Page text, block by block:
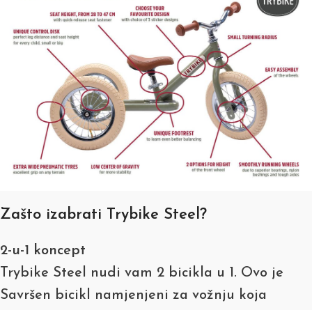
Zašto izabrati Trybike Steel?
2-u-1 koncept
Trybike Steel nudi vam 2 bicikla u 1. Ovo je
Savršen bicikl namjenjeni za vožnju koja